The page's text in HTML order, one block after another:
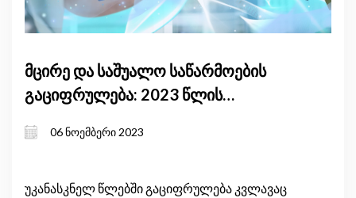
მცირე და საშუალო საწარმოების
გაციფრულება: 2023 წლის
06 ნოემბერი 2023
უკანასკნელ წლებში გაციფრულება კვლავაც